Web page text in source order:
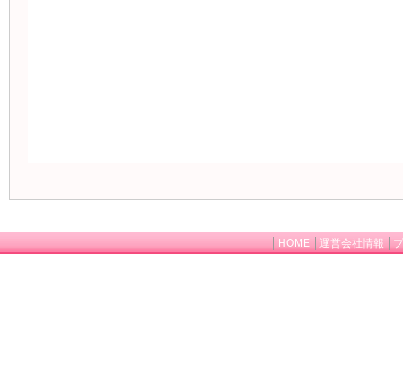
HOME 運営会社情報